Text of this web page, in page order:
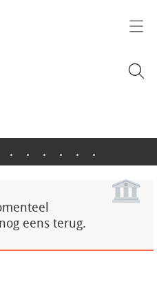
. . . . . .
eens terug.